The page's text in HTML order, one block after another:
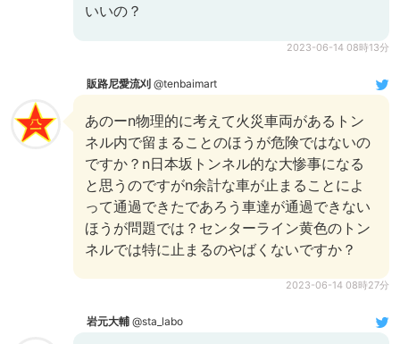
いいの？
2023-06-14 08時13分
販路尼愛流刈 @tenbaimart
あのーn物理的に考えて火災車両があるトン
ネル内で留まることのほうが危険ではないの
ですか？n日本坂トンネル的な大惨事になる
と思うのですがn余計な車が止まることによ
って通過できたであろう車達が通過できない
ほうが問題では？センターライン黄色のトン
ネルでは特に止まるのやばくないですか？
2023-06-14 08時27分
岩元大輔 @sta_labo